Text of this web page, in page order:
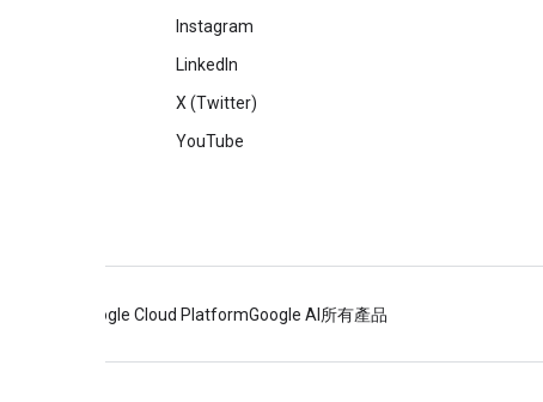
Instagram
LinkedIn
X (Twitter)
YouTube
Google Cloud PlatformGoogle AI 所有產品